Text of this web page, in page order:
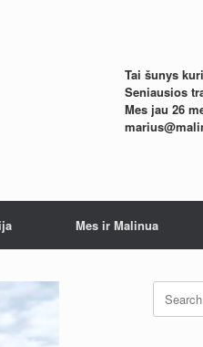
Tai šunys
Seniausios
Mes jau 26
Mes ir Malinua
Search
for: